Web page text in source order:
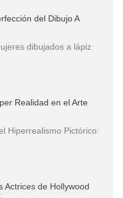
del Dibujo A
dibujados a lápiz
Realidad en el Arte
Hiperrealismo Pictórico:
Actrices de Hollywood